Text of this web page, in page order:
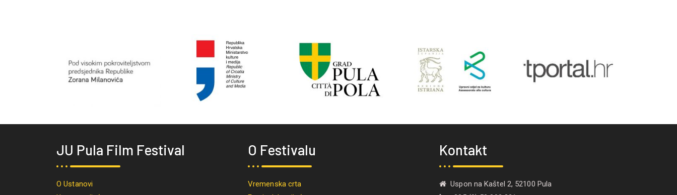
JU Pula Film Festival
O Ustanovi
O Festivalu
Vremenska crta
Kontakt
Uspon na Kaštel 2, 52100 Pula